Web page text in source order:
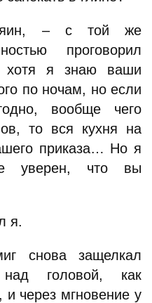
– с той же
проговорил
хотя я знаю ваши
по ночам, но если
вообще чего
то вся кухня на
приказа… Но я
уверен, что вы
я.
снова защелкал
головой, как
через мгновение у